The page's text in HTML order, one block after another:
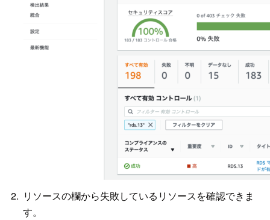
リソースの欄から失敗しているリソースを確認できま
す。